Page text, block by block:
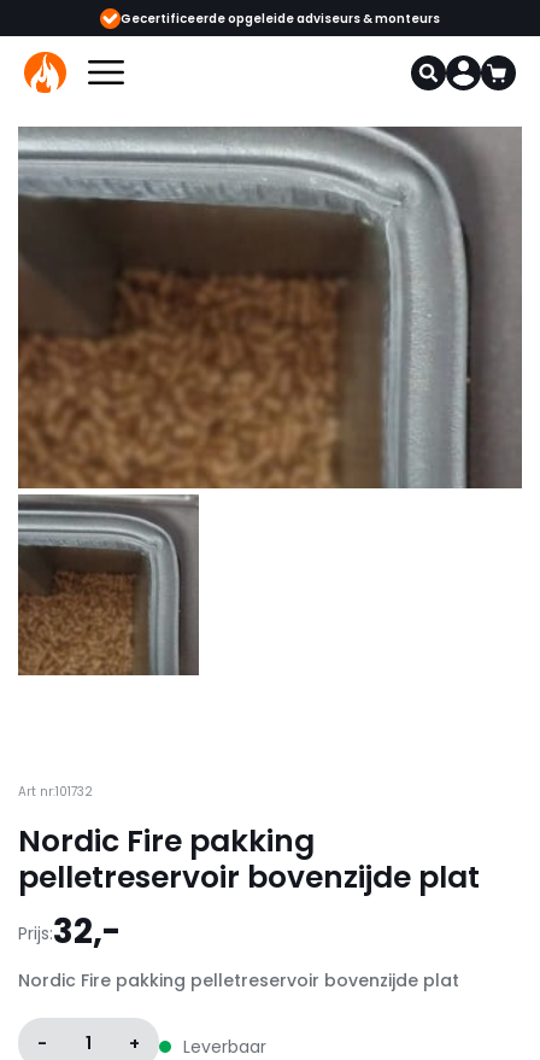
adviseurs & monteurs 1000+ kachels en haarden in onze
Art nr:101732
Nordic Fire pakking
pelletreservoir bovenzijde plat
Prijs:32,-
Nordic Fire pakking pelletreservoir bovenzijde plat
- 1 + Leverbaar